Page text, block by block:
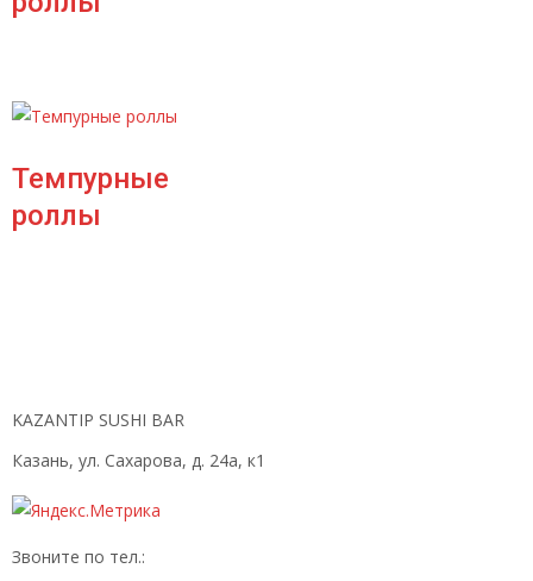
Темпурные
роллы
KAZANTIP SUSHI BAR
Казань, ул. Сахарова, д. 24а, к1
Звоните по тел.: